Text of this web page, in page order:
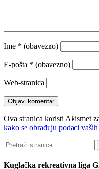
Ime * (obavezno)
E-pošta * (obavezno)
Web-stranica
Ova stranica koristi Akismet
kako se obrađuju podaci vaših
Pretraži
Kuglačka rekreativna liga